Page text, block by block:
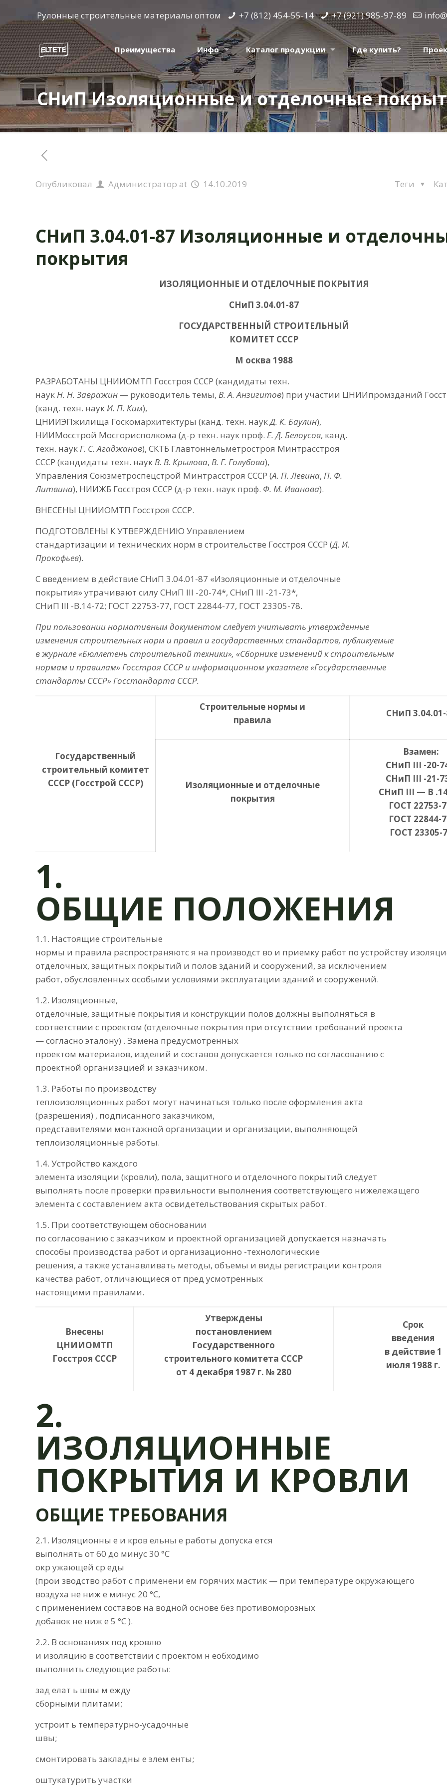
Рулонные строительные материалы оптом +7 (812) 454-55-14 +7 (921) 985-97-89
Преимущества Инфо Каталог продукции Где купить?
СНиП Изоляционные и отделочные
Опубликовал Администратор at 14.10.2019 Теги
СНиП 3.04.01-87 Изоляционные и
покрытия
ИЗОЛЯЦИОННЫЕ И ОТДЕЛОЧНЫЕ ПОКРЫТИЯ
СНиП 3.04.01-87
ГОСУДАРСТВЕННЫЙ СТРОИТЕЛЬНЫЙ
КОМИТЕТ СССР
М осква 1988
РАЗРАБОТАНЫ ЦНИИОМТП Госстроя СССР (кандидаты техн.
наукН. Н. Завражин — руководитель темы,В. А. Анзигитов) при участии ЦНИИпромзданий
(канд. техн. наукИ. П. Ким),
ЦНИИЭПжилища Госкомархитектуры (канд. техн. наукД. К. Баулин),
НИИМосстрой Мосгорисполкома (д-р техн. наук проф.Е. Д. Белоусов, канд.
техн. наукГ. С. Агаджанов), СКТБ Главтоннельметростроя Минтрасстроя
СССР (кандидаты техн. наукВ. В. Крылова,В. Г. Голубова),
Управления Союзметроспецстрой Минтрасстроя СССР (А. П. Левина,П. Ф.
Литвина), НИИЖБ Госстроя СССР (д-р техн. наук проф. Ф. М. Иванова).
ВНЕСЕНЫ ЦНИИОМТП Госстроя СССР.
ПОДГОТОВЛЕНЫ К УТВЕРЖДЕНИЮ Управлением
стандартизации и технических норм в строительстве Госстроя СССР (Д. И.
Прокофьев).
С введением в действие СНиП 3.04.01-87 «Изоляционные и отделочные
покрытия» утрачивают силу СНиП III -20-74*, СНиП III -21-73*,
СНиП III -В.14-72; ГОСТ 22753-77, ГОСТ 22844-77, ГОСТ 23305-78.
При пользовании нормативным документом следует учитывать утвержденные
изменения строительных норм и правил и государственных стандартов, публикуемые
в журнале «Бюллетень строительной техники», «Сборнике изменений к строительным
нормам и правилам» Госстроя СССР и информационном указателе «Государственные
стандарты СССР» Госстандарта СССР.
Государственный
строительный комитет
СССР (Госстрой СССР)
Строительные нормы и
правила
СНиП
Изоляционные и отделочные
покрытия
Взамен:
СНиП III -20-
СНиП III -21-
СНиП III — B
ГОСТ 22753-
ГОСТ 22844-
ГОСТ 23305-
1.
ОБЩИЕ ПОЛОЖЕНИЯ
1.1. Настоящие строительные
нормы и правила распространяютс я на производст во и приемку работ по устройству
отделочных, защитных покрытий и полов зданий и сооружений, за исключением
работ, обусловленных особыми условиями эксплуатации зданий и сооружений.
1.2. Изоляционные,
отделочные, защитные покрытия и конструкции полов должны выполняться в
соответствии с проектом (отделочные покрытия при отсутствии требований проекта
— согласно эталону) . Замена предусмотренных
проектом материалов, изделий и составов допускается только по согласованию с
проектной организацией и заказчиком.
1.3. Работы по производству
теплоизоляционных работ могут начинаться только после оформления акта
(разрешения) , подписанного заказчиком,
представителями монтажной организации и организации, выполняющей
теплоизоляционные работы.
1.4. Устройство каждого
элемента изоляции (кровли), пола, защитного и отделочного покрытий следует
выполнять после проверки правильности выполнения соответствующего нижележащего
элемента с составлением акта освидетельствования скрытых работ.
1.5. При соответствующем обосновании
по согласованию с заказчиком и проектной организацией допускается назначать
способы производства работ и организационно -технологические
решения, а также устанавливать методы, объемы и виды регистрации контроля
качества работ, отличающиеся от пред усмотренных
настоящими правилами.
Внесены
ЦНИИОМТП
Госстроя СССР
Утверждены
постановлением
Государственного
строительного комитета СССР
от 4 декабря 1987 г. № 280
Срок
введения
в действие 1
июля 1988 г.
2.
ИЗОЛЯЦИОННЫЕ
ПОКРЫТИЯ И КРОВЛИ
ОБЩИЕ ТРЕБОВАНИЯ
2.1. Изоляционны е и кров ельны е работы допуска ется
выполнять от 60 до минус 30 °С
окр ужающей ср еды
(прои зводство работ с применени ем горячих мастик — при температуре окружающего
воздуха не ниж е минус 20 °С,
с применением составов на водной основе без противоморозных
добавок не ниж е 5 °С ).
2.2. В основаниях под кровлю
и изоляцию в соответствии с проектом н еобходимо
выполнить следующие работы:
зад елат ь швы м ежду
сборными плитами;
устроит ь температурно-усадочные
швы;
смонтировать закладны е элем енты;
оштукатурить участки